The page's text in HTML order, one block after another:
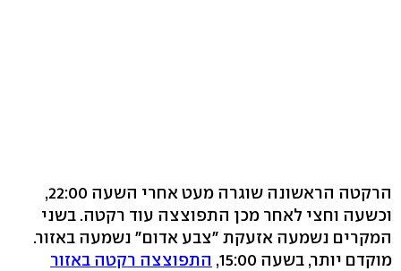
הרקטה הראשונה שוגרה מעט אחרי השעה 22:00,
וכשעה וחצי לאחר מכן התפוצצה עוד רקטה. בשני
המקרים נשמעה אזעקת "צבע אדום" נשמעה באזור.
מוקדם יותר, בשעה 15:00,
התפוצצה רקטה באזור